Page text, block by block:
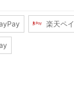
楽天ペイ